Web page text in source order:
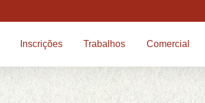
Inscrições Trabalhos Comercial